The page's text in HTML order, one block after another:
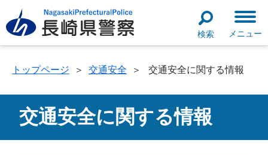
検索 メニュー
トップページ ＞ 交通安全 ＞ 交通安全に関する情報
交通安全に関する情報